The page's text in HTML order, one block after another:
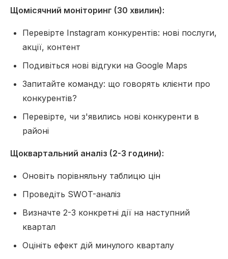
Щомісячний моніторинг (30 хвилин):
Перевірте Instagram конкурентів: нові послуги,
акції, контент
Подивіться нові відгуки на Google Maps
Запитайте команду: що говорять клієнти про
конкурентів?
Перевірте, чи з'явились нові конкуренти в
районі
Щоквартальний аналіз (2-3 години):
Оновіть порівняльну таблицю цін
Проведіть SWOT-аналіз
Визначте 2-3 конкретні дії на наступний
квартал
Оцініть ефект дій минулого кварталу